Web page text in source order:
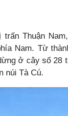
Thuận
Nam. Từ
ở cây số 28
núi Tà Cú.